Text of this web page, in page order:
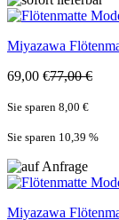
Miyazawa
69,00 €77,00 €
Sie sparen 8,00 €
Sie sparen 10,39 %
Miyazawa